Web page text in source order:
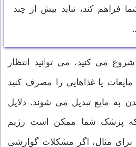
فراهم کند، نباید بیش از چند
می کنید، می توانید انتظار
یا غذاهایی را مصرف کنید
به مایع تبدیل می شوند. دلایل
که پزشک شما ممکن است رژیم
برای مثال، اگر مشکلات گوارشی